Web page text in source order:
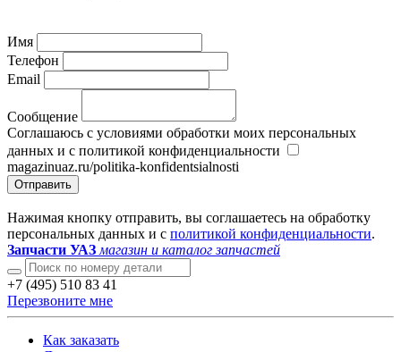
Имя
Телефон
Email
Сообщение
Соглашаюсь с условиями обработки моих персональных
данных и с политикой конфиденциальности
magazinuaz.ru/politika-konfidentsialnosti
Отправить
Нажимая кнопку отправить, вы соглашаетесь на обработку
персональных данных и с политикой конфиденциальности.
Запчасти УАЗ магазин и каталог запчастей
+7 (495) 510 83 41
Перезвоните мне
Как заказать